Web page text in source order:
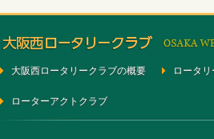
大阪西ロータリークラブの概要 ロータ
ローターアクトクラブ